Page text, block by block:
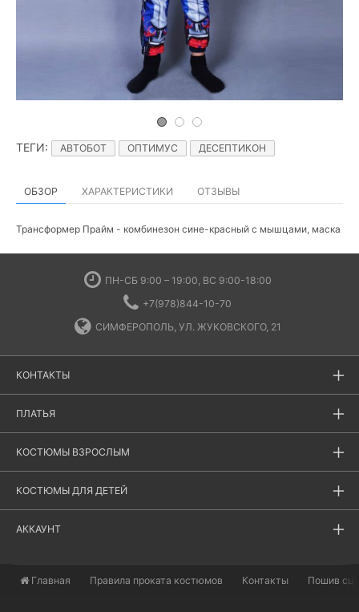
ТЕГИ: АВТОБОТ ОПТИМУС ДЕСЕПТИКОН
ОБЗОР ХАРАКТЕРИСТИКИ ОТЗЫВЫ
Трансформер Прайм - комбинезон сине-красный с мышцами, маска
ПН-СБ 9:00 – 19:00, ВС 9:00-18:00
+7(978)844-10-70
СИМФЕРОПОЛЬ, УЛ. ЖУКОВСКОГО, 21
КОНТАКТЫ
ПЛАТЬЯ
КОСТЮМЫ ВЗРОСЛЫМ
КОСТЮМЫ ДЛЯ ДЕТЕЙ
АККАУНТ
Главная ​Правила проката костюмов Контакты Пошив